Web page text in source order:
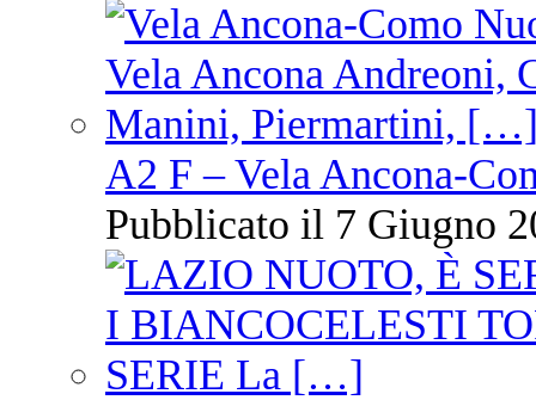
A2 F – Vela Ancona-
Pubblicato il 7 Giugno